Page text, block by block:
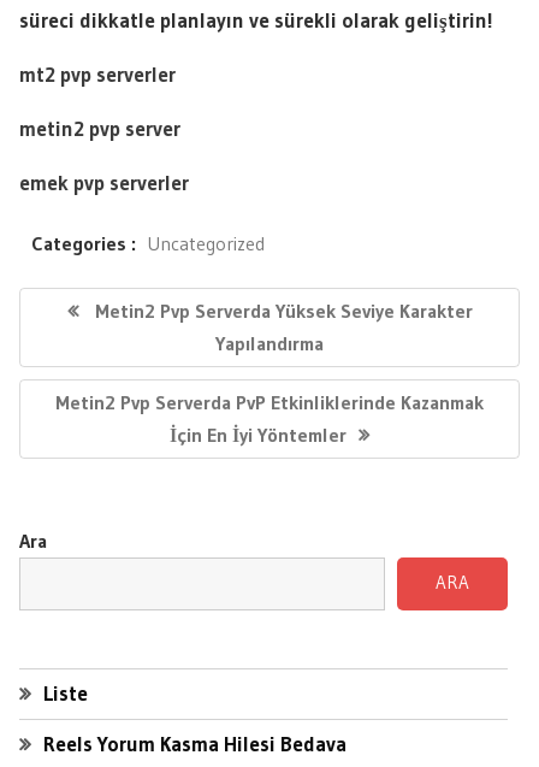
süreci dikkatle planlayın ve sürekli olarak geliştirin!
mt2 pvp serverler
metin2 pvp server
emek pvp serverler
Categories : Uncategorized
gezinmesiPrevious
Metin2 Pvp Serverda Yüksek Seviye Karakter
Yapılandırma
Next
Metin2 Pvp Serverda PvP Etkinliklerinde Kazanmak
İçin En İyi Yöntemler
Ara
ARA
Liste
Reels Yorum Kasma Hilesi Bedava